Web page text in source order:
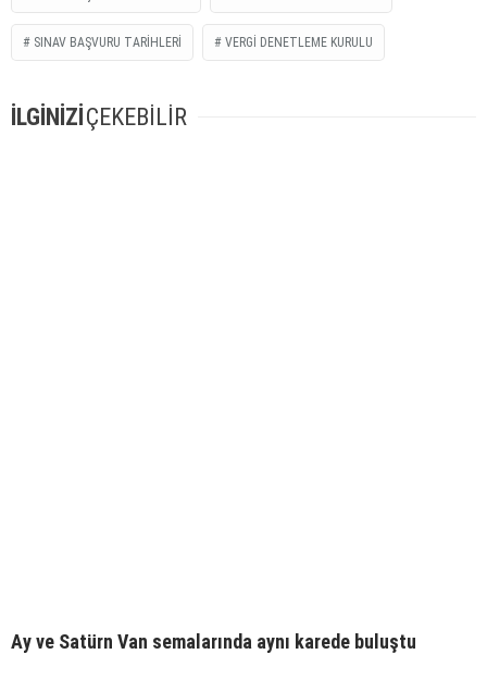
SINAV BAŞVURU TARIHLERI VERGI DENETLEME KURULU
İLGİNİZİ ÇEKEBİLİR
Ay ve Satürn Van semalarında aynı karede buluştu